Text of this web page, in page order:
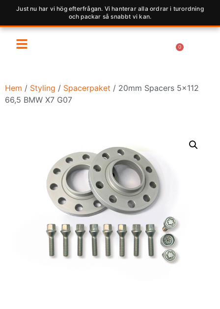
Just nu har vi hög efterfrågan. Vi hanterar alla ordrar i turordning
och packar så snabbt vi kan.
0
Hem / Styling / Spacerpaket / 20mm Spacers 5×112
66,5 BMW X7 G07